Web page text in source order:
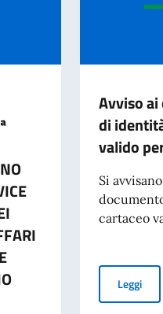
Avviso
di
valido
Si
cartaceo
Leggi